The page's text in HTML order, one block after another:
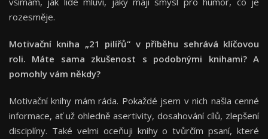
rozesměje.
Motivační kniha „21 pilířů“ v příběhu sehrává klíčovou
roli. Máte sama zkušenost s podobnými knihami? A
pomohly vám někdy?
Motivační knihy mám ráda. Pokaždé jsem v nich našla cenné
informace, ať už ohledně asertivity, dosahování cílů, zlepšení
disciplíny. Také velmi oceňuji knihy o tvůrčím psaní, které